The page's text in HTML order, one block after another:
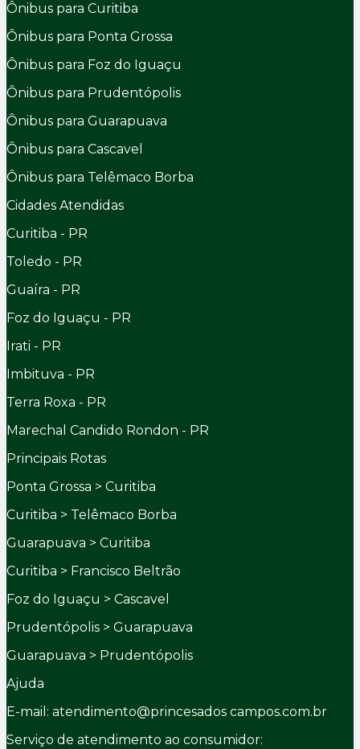
Ônibus para Curitiba
Ônibus para Ponta Grossa
Ônibus para Foz do Iguaçu
Ônibus para Prudentópolis
Ônibus para Guarapuava
Ônibus para Cascavel
Ônibus para Telêmaco Borba
Cidades Atendidas
Curitiba - PR
Toledo - PR
Guaíra - PR
Foz do Iguaçu - PR
Irati - PR
Imbituva - PR
Terra Roxa - PR
Marechal Candido Rondon - PR
Principais Rotas
Ponta Grossa > Curitiba
Curitiba > Telêmaco Borba
Guarapuava > Curitiba
Curitiba > Francisco Beltrão
Foz do Iguaçu > Cascavel
Prudentópolis > Guarapuava
Guarapuava > Prudentópolis
Ajuda
E-mail: atendimento@princesados campos.com.br
Serviço de atendimento ao consumidor: